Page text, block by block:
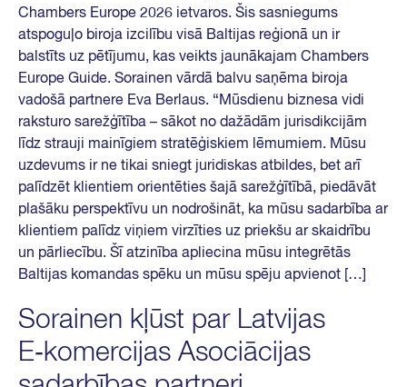
Chambers Europe 2026 ietvaros. Šis sasniegums
atspoguļo biroja izcilību visā Baltijas reģionā un ir
balstīts uz pētījumu, kas veikts jaunākajam Chambers
Europe Guide. Sorainen vārdā balvu saņēma biroja
vadošā partnere Eva Berlaus. “Mūsdienu biznesa vidi
raksturo sarežģītība – sākot no dažādām jurisdikcijām
līdz strauji mainīgiem stratēģiskiem lēmumiem. Mūsu
uzdevums ir ne tikai sniegt juridiskas atbildes, bet arī
palīdzēt klientiem orientēties šajā sarežģītībā, piedāvāt
plašāku perspektīvu un nodrošināt, ka mūsu sadarbība ar
klientiem palīdz viņiem virzīties uz priekšu ar skaidrību
un pārliecību. Šī atzinība apliecina mūsu integrētās
Baltijas komandas spēku un mūsu spēju apvienot […]
Sorainen kļūst par Latvijas
E‑komercijas Asociācijas